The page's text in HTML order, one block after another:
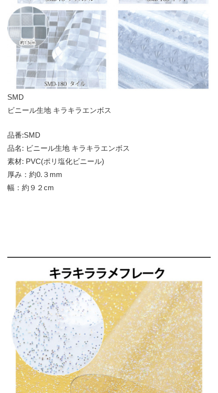
SMD
ビニール生地 キラキラエンボス
品番:SMD
品名: ビニール生地 キラキラエンボス
素材: PVC(ポリ塩化ビニール)
厚み：約0.３mm
幅：約９２cm